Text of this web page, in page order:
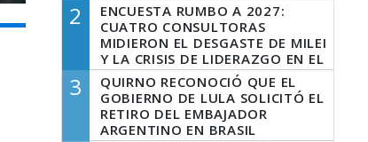
2
ENCUESTA RUMBO A 2027:
CUATRO CONSULTORAS
MIDIERON EL DESGASTE DE MILEI
Y LA CRISIS DE LIDERAZGO EN EL
PERONISMO
3
QUIRNO RECONOCIÓ QUE EL
GOBIERNO DE LULA SOLICITÓ EL
RETIRO DEL EMBAJADOR
ARGENTINO EN BRASIL